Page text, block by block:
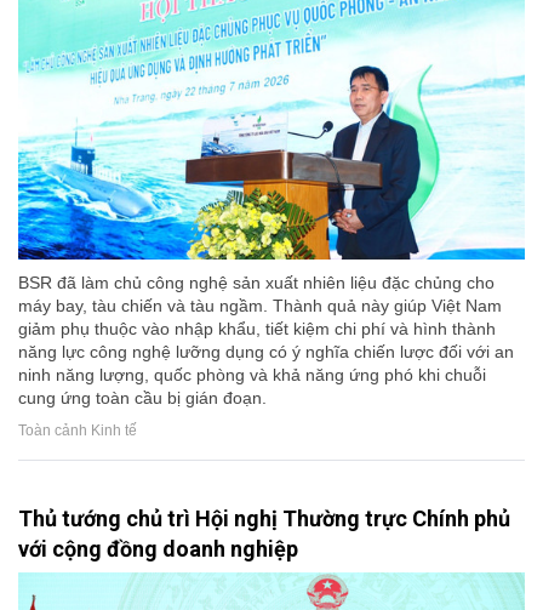
BSR đã làm chủ công nghệ sản xuất nhiên liệu đặc chủng cho
máy bay, tàu chiến và tàu ngầm. Thành quả này giúp Việt Nam
giảm phụ thuộc vào nhập khẩu, tiết kiệm chi phí và hình thành
năng lực công nghệ lưỡng dụng có ý nghĩa chiến lược đối với an
ninh năng lượng, quốc phòng và khả năng ứng phó khi chuỗi
cung ứng toàn cầu bị gián đoạn.
Toàn cảnh Kinh tế
Thủ tướng chủ trì Hội nghị Thường trực Chính phủ
với cộng đồng doanh nghiệp